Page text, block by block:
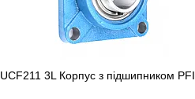
UCF211 3L Корпус з підшипником PFI